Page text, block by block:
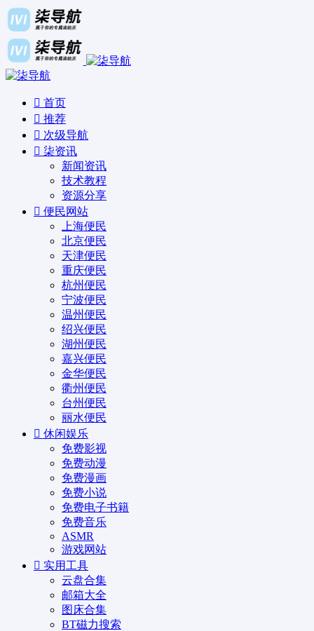
首页
推荐
次级导航
柒资讯
新闻资讯
技术教程
资源分享
便民网站
上海便民
北京便民
天津便民
重庆便民
杭州便民
宁波便民
温州便民
绍兴便民
湖州便民
嘉兴便民
金华便民
衢州便民
台州便民
丽水便民
休闲娱乐
免费影视
免费动漫
免费漫画
免费小说
免费电子书籍
免费音乐
ASMR
游戏网站
实用工具
云盘合集
邮箱大全
图床合集
BT磁力搜索